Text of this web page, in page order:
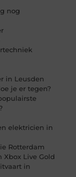
nog
in Leusden
je er tegen?
elektricien in
Rotterdam
Xbox Live Gold
in